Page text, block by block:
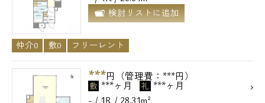
検討リストに追加
仲介0 敷0 フリーレント
***円（管理費：***円）
敷 ***ヶ月 礼 ***ヶ月
- / 1R / 28.31m²
電話でお問い合わせ
0120-500-529
営業時間 10：00～18：00